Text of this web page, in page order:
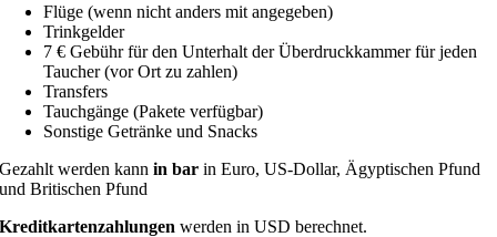
Flüge (wenn nicht anders mit angegeben)
Trinkgelder
7 € Gebühr für den Unterhalt der Überdruckkammer für jeden
Taucher (vor Ort zu zahlen)
Transfers
Tauchgänge (Pakete verfügbar)
Sonstige Getränke und Snacks
Gezahlt werden kann in bar in Euro, US-Dollar, Ägyptischen Pfund
und Britischen Pfund
Kreditkartenzahlungen werden in USD berechnet.